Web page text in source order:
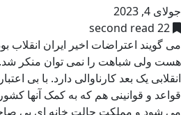
جولای 4, 2023
22 second read
می گویند اعتراضات اخیر ایران
هست ولی شباهت را نمی توان منکر
انقلابی یک بعد کارناوالی دارد. با بی
قواعد و قوانینی هم که به کمک آنها کشور
می شود و مملکت حالت خانه ای بی